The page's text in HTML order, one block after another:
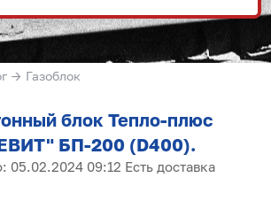
→ Газоблок
блок Тепло-плюс
БП-200 (D400).
05.02.2024 09:12 Есть доставка